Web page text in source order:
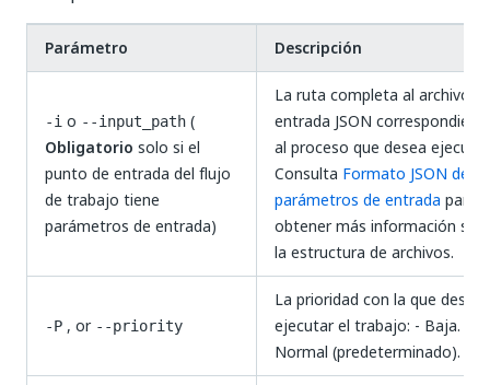
Parámetro Descripción
-i o --input_path (
Obligatorio solo si el
punto de entrada del flujo
de trabajo tiene
parámetros de entrada)
La ruta completa al archivo
entrada JSON
al proceso que desea
Consulta Formato JSON de
parámetros de entrada para
obtener más información
la estructura de archivos.
-P , or --priority
La prioridad con la que desea
ejecutar el trabajo: - Baja.
Normal (predeterminado).